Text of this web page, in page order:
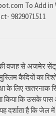
To Add in
9829071511
की वजह से अजमेर
कैदियों का
के लिए खतरनाक
किया कि उसके
दर्शाता है कि जेल